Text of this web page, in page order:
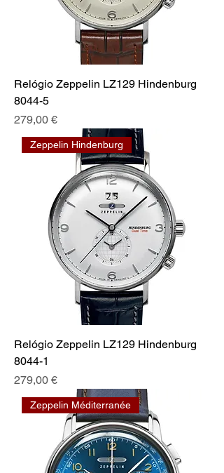
Relógio Zeppelin LZ129 Hindenburg
8044-5
Prix
279,00 €
Zeppelin Hindenburg
Relógio Zeppelin LZ129 Hindenburg
8044-1
Prix
279,00 €
Zeppelin Méditerranée